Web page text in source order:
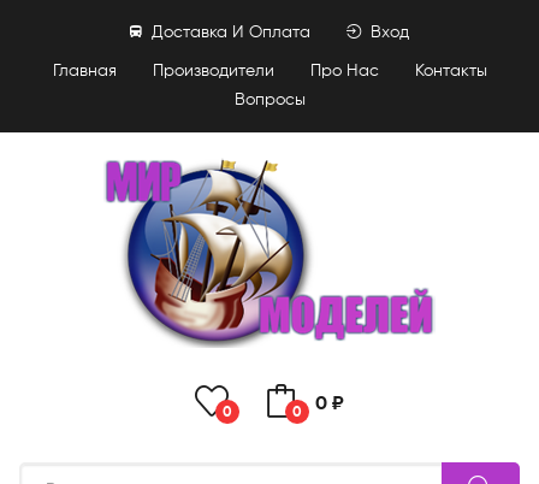
Главная Производители Про Нас
Контакты
Вопросы
Доставка И Оплата Вход
0 0 0 ₽